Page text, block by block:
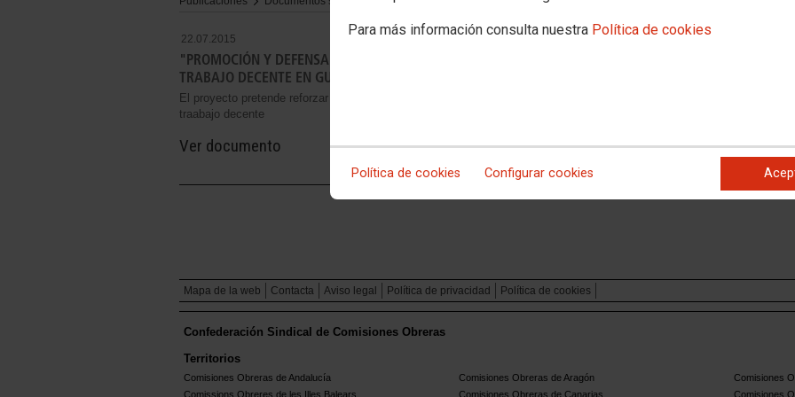
Para más información consulta nuestra Política de cookies
Política de cookies Configurar cookies
22.07.2015
"PROMOCIÓN Y DEFENSA DE LOS DERECHOS FUNDAMENTALES EN EL TRABAJO Y DEL
TRABAJO DECENTE EN GUATEMALA "
El proyecto pretende reforzar al sindicalismo guatemalteco en la defensa de los derechos laborales y el
traabajo decente
Ver documento
Mapa de la web Contacta Aviso legal Política de privacidad Política de cookies
Confederación Sindical de Comisiones Obreras
Territorios
Comisiones Obreras de Andalucía Comisiones Obreras de Aragón
Comisiones
Comissions Obreres de les Illes Balears
Comisiones Obreras de Canarias Comisiones